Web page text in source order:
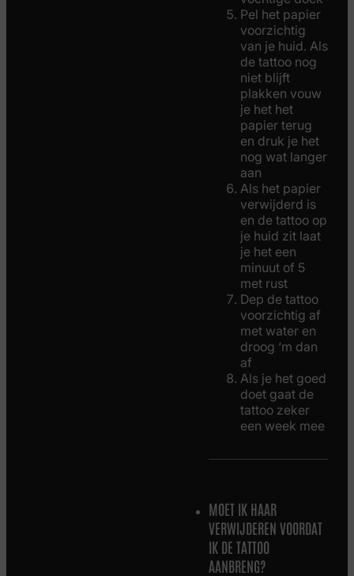
Pel het papier
voorzichtig
van je huid. Als
de tattoo nog
niet blijft
plakken vouw
je het het
papier terug
en druk je het
nog wat langer
aan
Als het papier
verwijderd is
en de tattoo op
je huid zit laat
je het een
minuut of 5
met rust
Dep de tattoo
voorzichtig af
met water en
droog ‘m dan
af
Als je het goed
doet gaat de
tattoo zeker
een week mee
MOET IK HAAR
VERWIJDEREN VOORDAT
IK DE TATTOO
AANBRENG?